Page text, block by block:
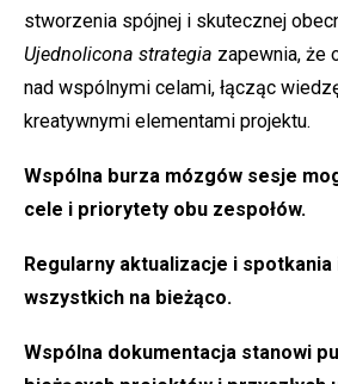
stworzenia spójnej i skutecznej
Ujednolicona strategia zapewnia, że
nad wspólnymi celami, łącząc
kreatywnymi elementami projektu.
Wspólna burza mózgów sesje
cele i priorytety obu zespołów.
Regularny aktualizacje i spotkania
wszystkich na bieżąco.
Wspólna dokumentacja stanowi